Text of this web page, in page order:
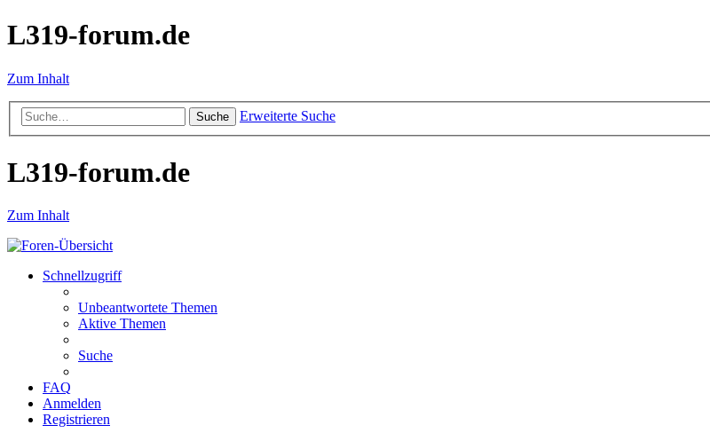
L319-forum.de
Zum Inhalt
Suche Erweiterte Suche
L319-forum.de
Zum Inhalt
Schnellzugriff
Unbeantwortete Themen
Aktive Themen
Suche
FAQ
Anmelden
Registrieren